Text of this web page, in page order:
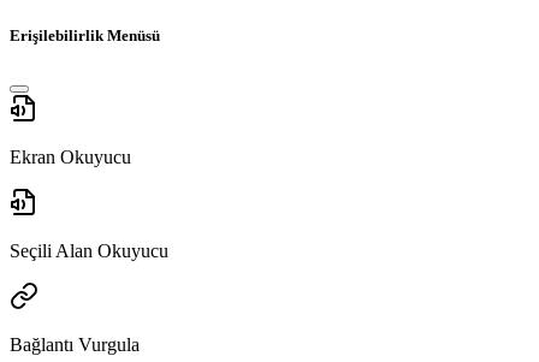
Erişilebilirlik Menüsü
Ekran Okuyucu
Seçili Alan Okuyucu
Bağlantı Vurgula